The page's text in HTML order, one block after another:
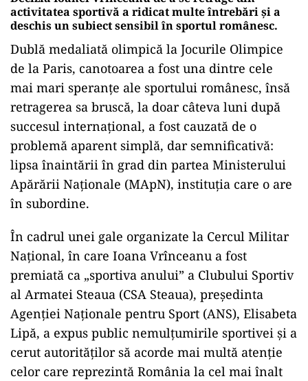
activitatea sportivă a ridicat multe întrebări și a
deschis un subiect sensibil în sportul românesc.
Dublă medaliată olimpică la Jocurile Olimpice
de la Paris, canotoarea a fost una dintre cele
mai mari speranțe ale sportului românesc, însă
retragerea sa bruscă, la doar câteva luni după
succesul internațional, a fost cauzată de o
problemă aparent simplă, dar semnificativă:
lipsa înaintării în grad din partea Ministerului
Apărării Naționale (MApN), instituția care o are
în subordine.
În cadrul unei gale organizate la Cercul Militar
Național, în care Ioana Vrînceanu a fost
premiată ca „sportiva anului” a Clubului Sportiv
al Armatei Steaua (CSA Steaua), președinta
Agenției Naționale pentru Sport (ANS), Elisabeta
Lipă, a expus public nemulțumirile sportivei și a
cerut autorităților să acorde mai multă atenție
celor care reprezintă România la cel mai înalt